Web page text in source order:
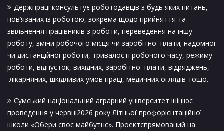
Держпраці консультує роботодавців з будь яких питань,
пов’язаних із роботою, зокрема щодо прийняття та
звільнення працівників з роботи, переведення на іншу
роботу, зміни робочого місця чи заробітної плати; надомної
чи дистанційної роботи, тривалості робочого часу, режиму
роботи, відпусток, вихідних, заробітної плати, відряджень,
лікарняних, шкідливих умов праці, медичних оглядів тощо.
Сумський національний аграрний університет ініціює
проведення у червні2026 року Літньої профорієнтаційної
школи «Обери своє майбутнє». Проектспрямований на